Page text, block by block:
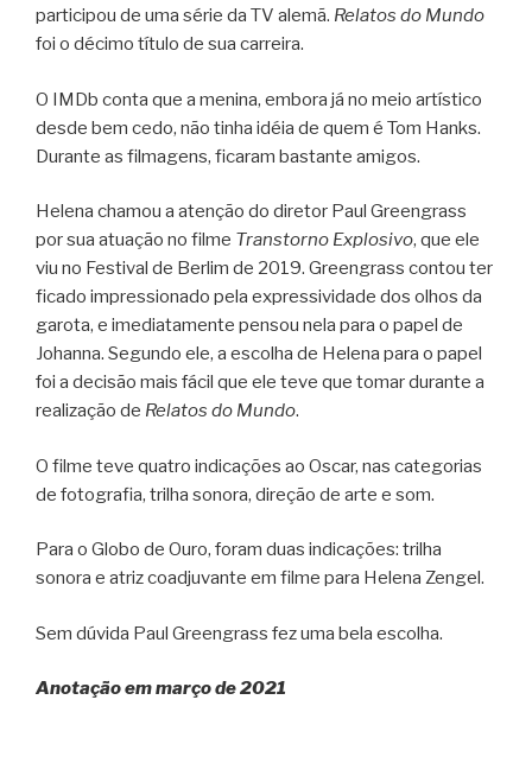
participou de uma série da TV alemã. Relatos do Mundo
foi o décimo título de sua carreira.
O IMDb conta que a menina, embora já no meio artístico
desde bem cedo, não tinha idéia de quem é Tom Hanks.
Durante as filmagens, ficaram bastante amigos.
Helena chamou a atenção do diretor Paul Greengrass
por sua atuação no filme Transtorno Explosivo, que ele
viu no Festival de Berlim de 2019. Greengrass contou ter
ficado impressionado pela expressividade dos olhos da
garota, e imediatamente pensou nela para o papel de
Johanna. Segundo ele, a escolha de Helena para o papel
foi a decisão mais fácil que ele teve que tomar durante a
realização de Relatos do Mundo.
O filme teve quatro indicações ao Oscar, nas categorias
de fotografia, trilha sonora, direção de arte e som.
Para o Globo de Ouro, foram duas indicações: trilha
sonora e atriz coadjuvante em filme para Helena Zengel.
Sem dúvida Paul Greengrass fez uma bela escolha.
Anotação em março de 2021